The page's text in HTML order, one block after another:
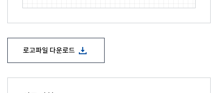
로고파일 다운로드